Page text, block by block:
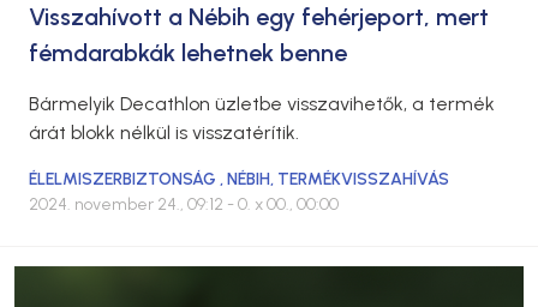
Visszahívott a Nébih egy fehérjeport, mert
fémdarabkák lehetnek benne
Bármelyik Decathlon üzletbe visszavihetők, a termék
árát blokk nélkül is visszatérítik.
ÉLELMISZERBIZTONSÁG ,NÉBIH, TERMÉKVISSZAHÍVÁS
2024. november 24., 09:12 - 0. x 00., 00:00